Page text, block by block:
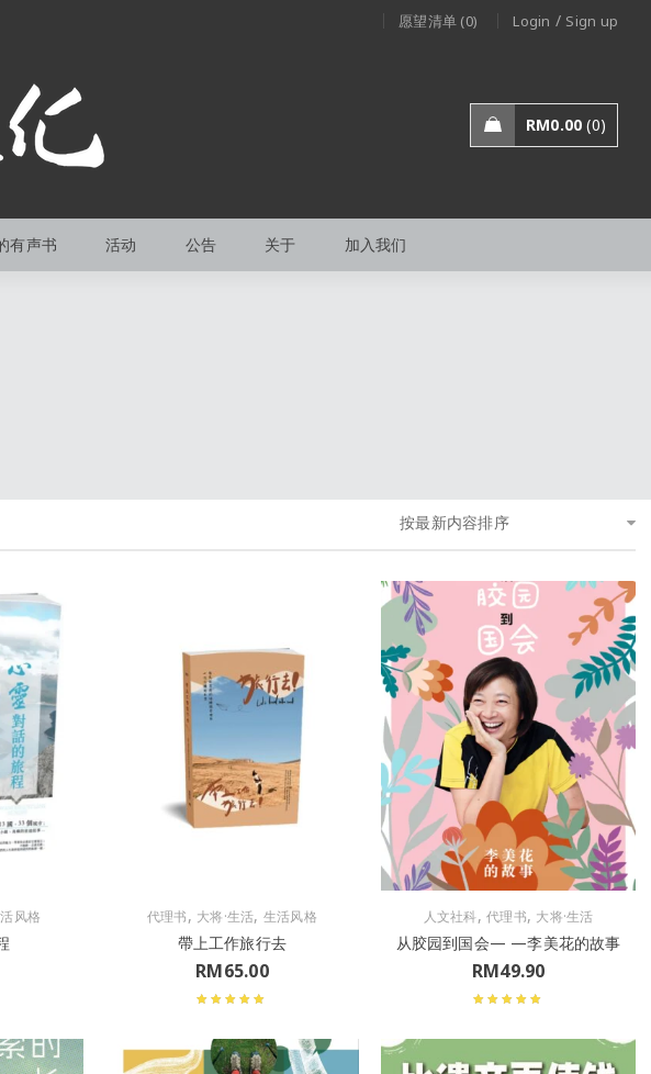
愿望清单 (0) Login / Sign up
RM0.00 0
有声书 活动 公告 关于 加入我们
按最新内容排序
风格 代理书, 大将·生活, 生活风格
帶上工作旅行去
RM65.00
人文社科,代理书, 大将·生活
从胶园到国会— —李美花的故事
RM49.90